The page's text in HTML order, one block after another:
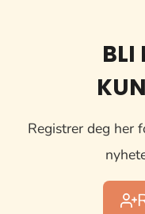
BLI
Registrer deg her